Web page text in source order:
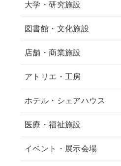
大学・研究施設
図書館・文化施設
店舗・商業施設
アトリエ・工房
ホテル・シェアハウス
医療・福祉施設
イベント・展示会場